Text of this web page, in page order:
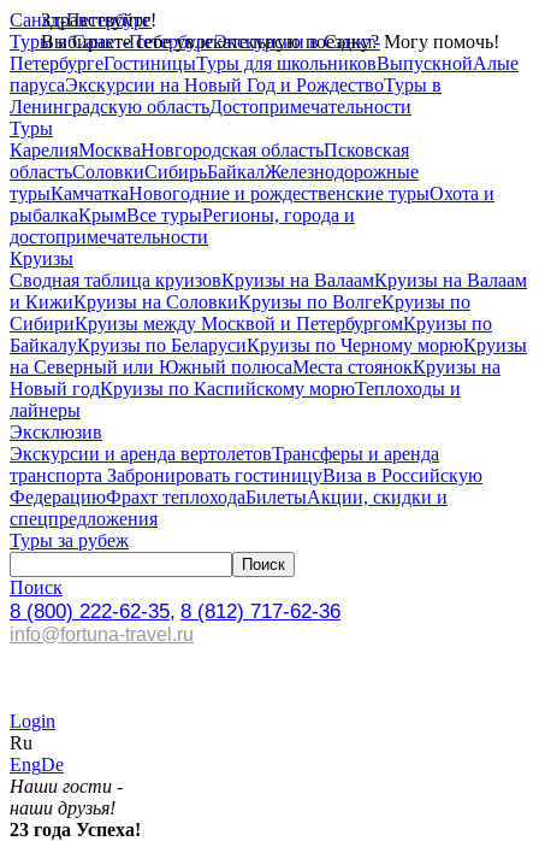
Здравствуйте!
Выбираете себе увлекательную поездку? Могу помочь!
Санкт-Петербург
Туры в Санкт-ПетербургЭкскурсии в Санкт-
ПетербургеГостиницыТуры для школьниковВыпускнойАлые
парусаЭкскурсии на Новый Год и РождествоТуры в
Ленинградскую областьДостопримечательности
Туры
КарелияМоскваНовгородская областьПсковская
областьСоловкиСибирьБайкалЖелезнодорожные
турыКамчаткаНовогодние и рождественские турыОхота и
рыбалкаКрымВсе турыРегионы, города и
достопримечательности
Круизы
Сводная таблица круизовКруизы на ВалаамКруизы на Валаам
и КижиКруизы на СоловкиКруизы по ВолгеКруизы по
СибириКруизы между Москвой и ПетербургомКруизы по
БайкалуКруизы по БеларусиКруизы по Черному морюКруизы
на Северный или Южный полюсаМеста стоянокКруизы на
Новый годКруизы по Каспийскому морюТеплоходы и
лайнеры
Эксклюзив
Экскурсии и аренда вертолетовТрансферы и аренда
транспорта Забронировать гостиницуВиза в Российскую
ФедерациюФрахт теплоходаБилетыАкции, скидки и
спецпредложения
Туры за рубеж
Поиск
8 (800) 222-62-35, 8 (812) 717-62-36
info@fortuna-travel.ru
Login
Ru
EngDe
Наши гости -
наши друзья!
23 года Успеха!